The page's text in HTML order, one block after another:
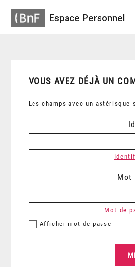
Espace Personnel
VOUS AVEZ DÉJÀ UN
Les champs avec un astérisque
Mot
Afficher mot de passe
Mot de